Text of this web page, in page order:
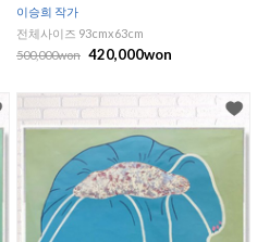
이승희 작가
전체사이즈 93cmx63cm
500,000won 420,000won